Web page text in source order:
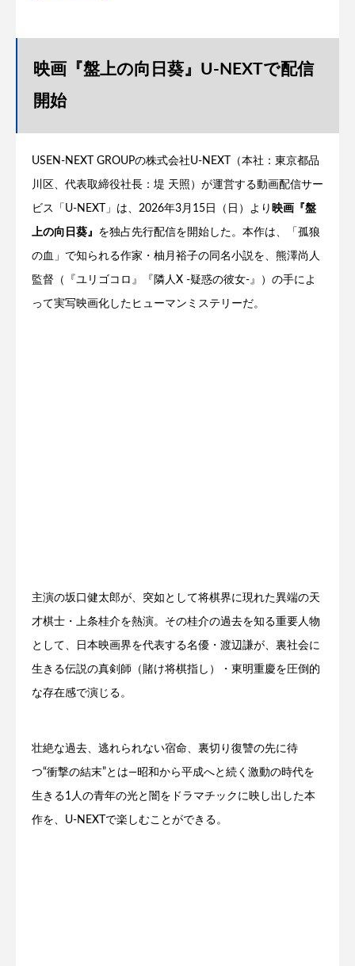
映画『盤上の向日葵』U-NEXTで配信
開始
USEN-NEXT GROUPの株式会社U-NEXT（本社：東京都品
川区、代表取締役社長：堤 天照）が運営する動画配信サー
ビス「U-NEXT」は、2026年3月15日（日）より 映画『盤
上の向日葵』 を独占先行配信を開始した。本作は、「孤狼
の血」で知られる作家・柚月裕子の同名小説を、熊澤尚人
監督（『ユリゴコロ』『隣人X -疑惑の彼女-』）の手によ
って実写映画化したヒューマンミステリーだ。
主演の坂口健太郎が、突如として将棋界に現れた異端の天
才棋士・上条桂介を熱演。その桂介の過去を知る重要人物
として、日本映画界を代表する名優・渡辺謙が、裏社会に
生きる伝説の真剣師（賭け将棋指し）・東明重慶を圧倒的
な存在感で演じる。
壮絶な過去、逃れられない宿命、裏切り復讐の先に待
つ“衝撃の結末”とは―昭和から平成へと続く激動の時代を
生きる1人の青年の光と闇をドラマチックに映し出した本
作を、U-NEXTで楽しむことができる。